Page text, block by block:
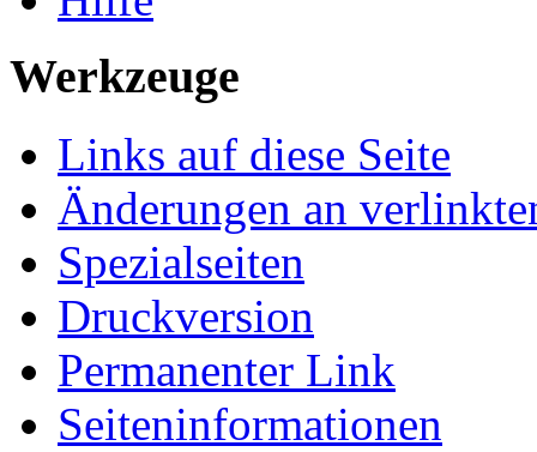
Werkzeuge
Links auf diese Seite
Änderungen an
Spezialseiten
Druckversion
Permanenter Link
Seiten­informationen